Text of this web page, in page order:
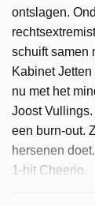
ontslagen.
schuift samen
Kabinet
nu met het
Joost
een burn-out.
hersenen
1-hit Cheerio.